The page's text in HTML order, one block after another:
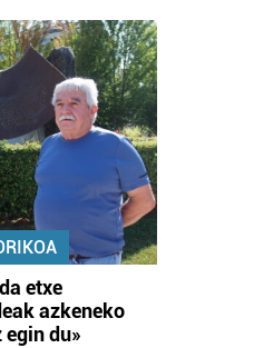
etxe
azkeneko
du»